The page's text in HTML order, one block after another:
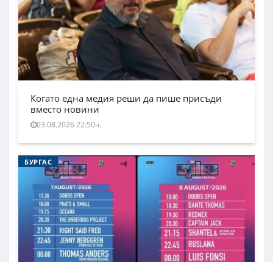
Когато една медия реши да пише присъди
вместо новини
03.08.2026 22:50ч.
БУРГАС